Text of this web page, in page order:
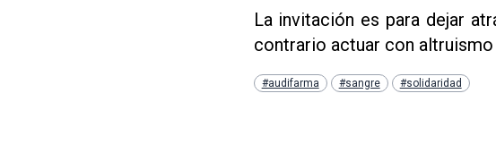
La invitación es para dejar
contrario actuar con
#audifarma #sangre #solidaridad